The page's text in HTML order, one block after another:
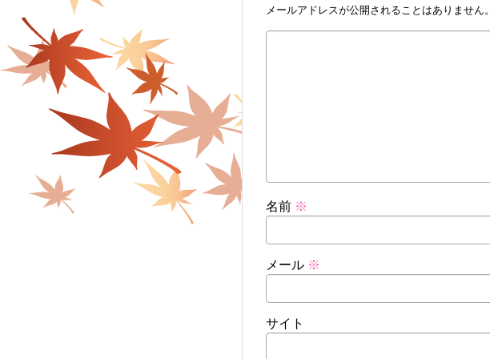
メールアドレスが公開されることはありません。
名前 ※
メール ※
サイト